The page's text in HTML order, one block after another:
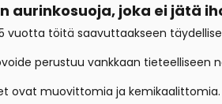
aurinkosuoja, joka ei jätä
vuotta töitä saavuttaakseen
perustuu vankkaan
ovat muovittomia ja kemikaalittomia.